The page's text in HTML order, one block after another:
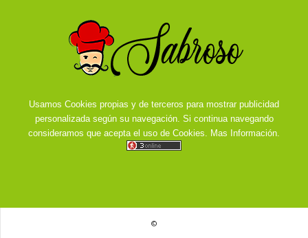
Usamos Cookies propias y de terceros para mostrar publicidad
personalizada según su navegación. Si continua navegando
consideramos que acepta el uso de Cookies. Mas Información.
©